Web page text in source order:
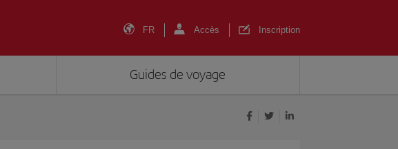
FR Accès Inscription
Guides de voyage